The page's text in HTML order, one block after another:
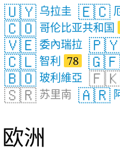
🇺🇾 乌拉圭 🇪🇨
🇨🇴 哥伦比亚共和国
🇻🇪 委內瑞拉
🇨🇱 智利 78 🇬🇫
🇧🇴 玻利維亞
🇸🇷 苏里南 🇦🇷
欧洲